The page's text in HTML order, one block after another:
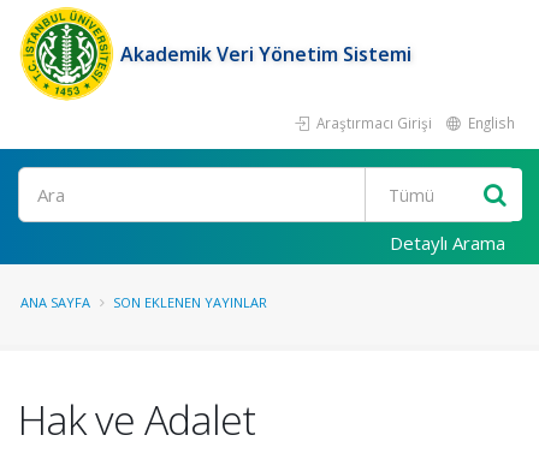
Akademik Veri Yönetim Sistemi
Araştırmacı Girişi English
Ara
Detaylı Arama
ANA SAYFA SON EKLENEN YAYINLAR
Hak ve Adalet